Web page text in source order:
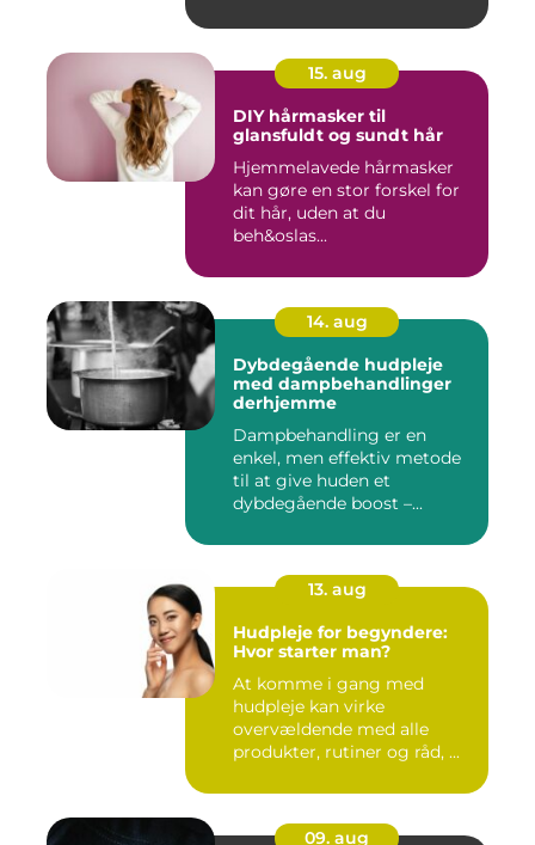
15. aug
DIY hårmasker til
glansfuldt og sundt hår
Hjemmelavede hårmasker
kan gøre en stor forskel for
dit hår, uden at du
beh&oslas...
14. aug
Dybdegående hudpleje
med dampbehandlinger
derhjemme
Dampbehandling er en
enkel, men effektiv metode
til at give huden et
dybdegående boost –...
13. aug
Hudpleje for begyndere:
Hvor starter man?
At komme i gang med
hudpleje kan virke
overvældende med alle
produkter, rutiner og råd, ...
09. aug